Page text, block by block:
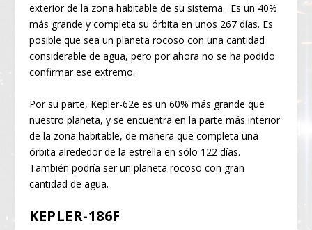
exterior de la zona habitable de su sistema. Es un 40%
más grande y completa su órbita en unos 267 días. Es
posible que sea un planeta rocoso con una cantidad
considerable de agua, pero por ahora no se ha podido
confirmar ese extremo.
Por su parte, Kepler-62e es un 60% más grande que
nuestro planeta, y se encuentra en la parte más interior
de la zona habitable, de manera que completa una
órbita alrededor de la estrella en sólo 122 días.
También podría ser un planeta rocoso con gran
cantidad de agua.
KEPLER-186F